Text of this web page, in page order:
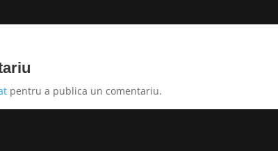
pentru a publica un comentariu.